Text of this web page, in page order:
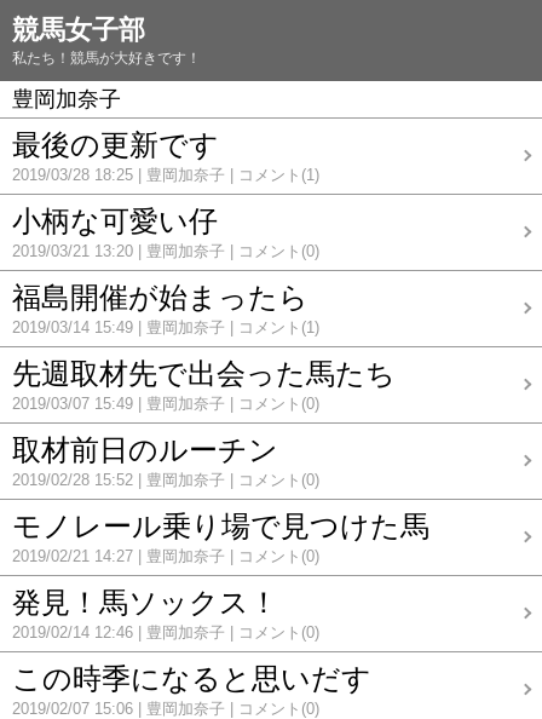
競馬女子部
私たち！競馬が大好きです！
豊岡加奈子
最後の更新です
2019/03/28 18:25 豊岡加奈子 コメント(1)
小柄な可愛い仔
2019/03/21 13:20 豊岡加奈子 コメント(0)
福島開催が始まったら
2019/03/14 15:49 豊岡加奈子 コメント(1)
先週取材先で出会った馬たち
2019/03/07 15:49 豊岡加奈子 コメント(0)
取材前日のルーチン
2019/02/28 15:52 豊岡加奈子 コメント(0)
モノレール乗り場で見つけた馬
2019/02/21 14:27 豊岡加奈子 コメント(0)
発見！馬ソックス！
2019/02/14 12:46 豊岡加奈子 コメント(0)
この時季になると思いだす
2019/02/07 15:06 豊岡加奈子 コメント(0)